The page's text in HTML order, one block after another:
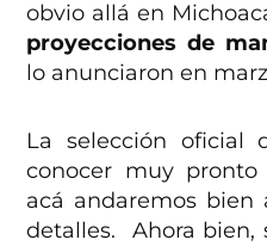
obvio allá en
proyecciones de
lo anunciaron en
La selección oficial
conocer muy
acá andaremos bien
detalles. Ahora bien,